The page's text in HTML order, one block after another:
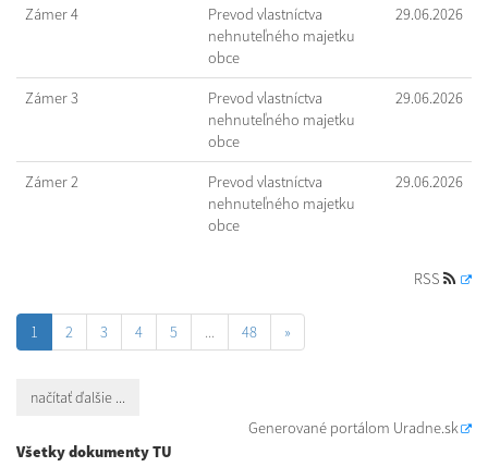
Zámer 4
Prevod vlastníctva
nehnuteľného majetku
obce
29.06.2026
Zámer 3
Prevod vlastníctva
nehnuteľného majetku
obce
29.06.2026
Zámer 2
Prevod vlastníctva
nehnuteľného majetku
obce
29.06.2026
RSS
1 2 3 4 5 ... 48 »
načítať ďalšie ...
Generované portálom Uradne.sk
Všetky dokumenty TU